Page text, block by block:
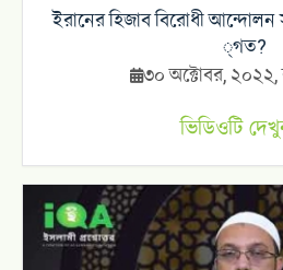
ইরানের হিজাব বিরোধী
্গত?
৩০ অক্টোবর, ২০২২,
ভিডিওটি